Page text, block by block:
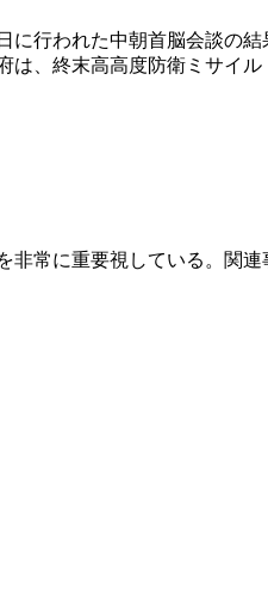
に行われた中朝首脳会談の
は、終末高高度防衛ミサイ
非常に重要視している。関